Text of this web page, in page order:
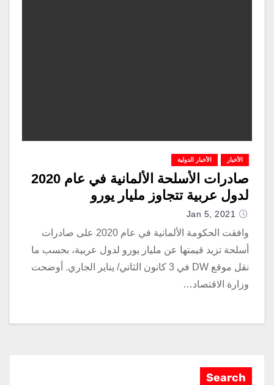
الأخبار الأخبار الدولية
صادرات الأسلحة الألمانية في عام 2020
لدول عربية تتجاوز مليار يورو
Jan 5, 2021
وافقت الحكومة الألمانية في عام 2020 على صادرات
أسلحة تزيد قيمتها عن مليار يورو لدول عربية، بحسب ما
نقل موقع DW في 3 كانون الثاني/ يناير الجاري. أوضحت
وزارة الاقتصاد…
Search